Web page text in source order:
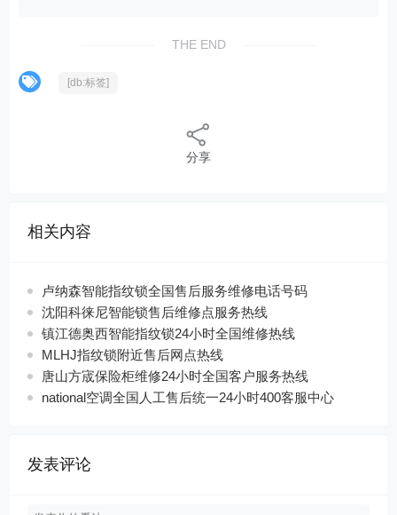
THE END
[db:标签]
分享
相关内容
卢纳森智能指纹锁全国售后服务维修电话号码
沈阳科徕尼智能锁售后维修点服务热线
镇江德奥西智能指纹锁24小时全国维修热线
MLHJ指纹锁附近售后网点热线
唐山方宬保险柜维修24小时全国客户服务热线
national空调全国人工售后统一24小时400客服中心
发表评论